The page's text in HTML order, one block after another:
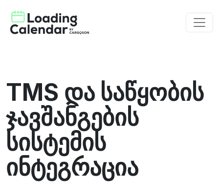
TMS და საწყობის
ჯავშანგების
სისტემის
ინტეგრაცია